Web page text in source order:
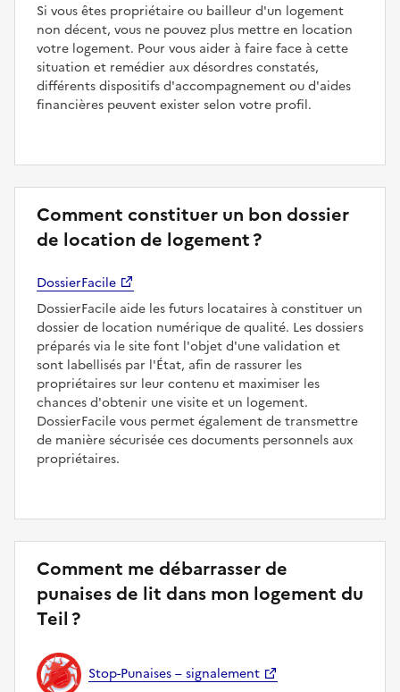
Si vous êtes propriétaire ou bailleur d'un logement
non décent, vous ne pouvez plus mettre en location
votre logement. Pour vous aider à faire face à cette
situation et remédier aux désordres constatés,
différents dispositifs d'accompagnement ou d'aides
financières peuvent exister selon votre profil.
Comment constituer un bon dossier
de location de logement ?
DossierFacile
DossierFacile aide les futurs locataires à constituer un
dossier de location numérique de qualité. Les dossiers
préparés via le site font l'objet d'une validation et
sont labellisés par l'État, afin de rassurer les
propriétaires sur leur contenu et maximiser les
chances d'obtenir une visite et un logement.
DossierFacile vous permet également de transmettre
de manière sécurisée ces documents personnels aux
propriétaires.
Comment me débarrasser de
punaises de lit dans mon logement du
Teil ?
Stop-Punaises – signalement